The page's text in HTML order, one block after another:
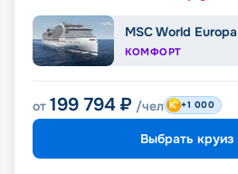
MSC World Europa
КОМФОРТ
от 199 794 ₽ /чел +1 000
Выбрать круиз